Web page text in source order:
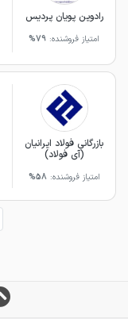
رادوین پویان پردیس
امتیاز فروشنده: 79%
بازرگانی فولاد ایرانیان
(آی فولاد)
امتیاز فروشنده: 58%